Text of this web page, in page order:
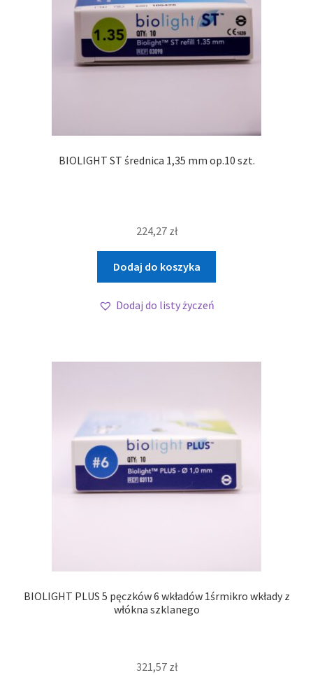
BIOLIGHT ST średnica 1,35 mm op.10 szt.
224,27 zł
Dodaj do koszyka
Dodaj do listy życzeń
BIOLIGHT PLUS 5 pęczków 6 wkładów 1śrmikro wkłady z
włókna szklanego
321,57 zł